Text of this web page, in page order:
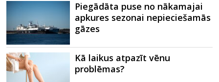
Piegādāta puse no nākamajai
apkures sezonai nepieciešamās
gāzes
Kā laikus atpazīt vēnu
problēmas?